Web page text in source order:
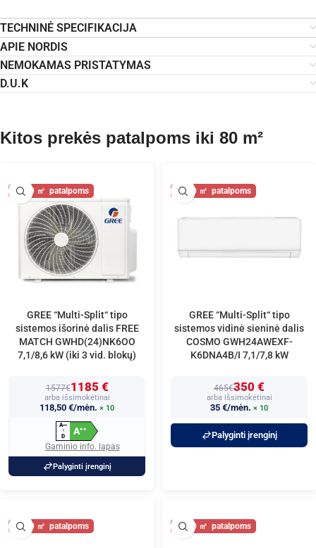
TECHNINĖ SPECIFIKACIJA
APIE NORDIS
NEMOKAMAS PRISTATYMAS
D.U.K
Kitos prekės patalpoms iki 80 m²
80
GREE “Multi-Split“ tipo
sistemos išorinė dalis FREE
MATCH GWHD(24)NK6OO
7,1/8,6 kW (iki 3 vid. blokų)
1577€1185 €
arba išsimokėtinai
118,50 €/mėn. × 10
A+++
↑
D
A++
Gaminio info. lapas
Palyginti įrenginį
80
GREE “Multi-Split“ tipo
sistemos vidinė sieninė dalis
COSMO GWH24AWEXF-
K6DNA4B/I 7,1/7,8 kW
465€350 €
arba išsimokėtinai
35 €/mėn. × 10
Palyginti įrenginį
80 80